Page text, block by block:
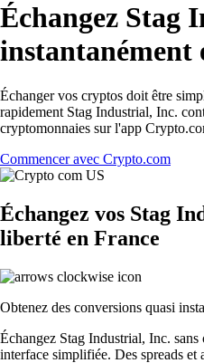
Échangez Stag
instantanément
Échanger vos cryptos doit être
rapidement Stag Industrial, Inc.
cryptomonnaies sur l'app
Commencer avec Crypto.com
Échangez vos Stag
liberté en France
Obtenez des conversions quasi
Échangez Stag Industrial, Inc.
interface simplifiée. Des spreads et